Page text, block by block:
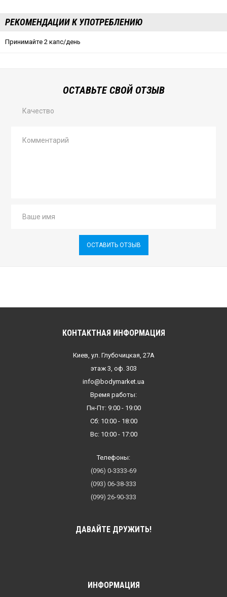
РЕКОМЕНДАЦИИ К УПОТРЕБЛЕНИЮ
Принимайте 2 капс/день
ОСТАВЬТЕ СВОЙ ОТЗЫВ
Качество
ОСТАВИТЬ ОТЗЫВ
КОНТАКТНАЯ ИНФОРМАЦИЯ
Киев, ул. Глубочицкая, 27А
этаж 3, оф. 303
info@bodymarket.ua
Время работы:
Пн-Пт: 9:00 - 19:00
Сб: 10:00 - 18:00
Вс: 10:00 - 17:00
Телефоны:
(096) 0-3333-69
(093) 06-38-333
(099) 26-90-333
ДАВАЙТЕ ДРУЖИТЬ!
ИНФОРМАЦИЯ